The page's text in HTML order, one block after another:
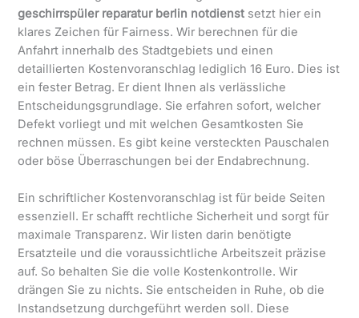
geschirrspüler reparatur berlin notdienst setzt hier ein
klares Zeichen für Fairness. Wir berechnen für die
Anfahrt innerhalb des Stadtgebiets und einen
detaillierten Kostenvoranschlag lediglich 16 Euro. Dies ist
ein fester Betrag. Er dient Ihnen als verlässliche
Entscheidungsgrundlage. Sie erfahren sofort, welcher
Defekt vorliegt und mit welchen Gesamtkosten Sie
rechnen müssen. Es gibt keine versteckten Pauschalen
oder böse Überraschungen bei der Endabrechnung.
Ein schriftlicher Kostenvoranschlag ist für beide Seiten
essenziell. Er schafft rechtliche Sicherheit und sorgt für
maximale Transparenz. Wir listen darin benötigte
Ersatzteile und die voraussichtliche Arbeitszeit präzise
auf. So behalten Sie die volle Kostenkontrolle. Wir
drängen Sie zu nichts. Sie entscheiden in Ruhe, ob die
Instandsetzung durchgeführt werden soll. Diese